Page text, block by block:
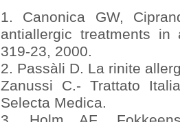
1. Canonica GW,
antiallergic treatments
319-23, 2000.
2. Passàli D. La rinite
Zanussi C.- Trattato
Selecta Medica.